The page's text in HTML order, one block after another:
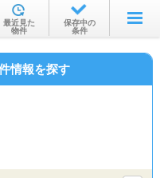
す
駅から
集から
最近見た
物件
保存中の
条件
情報を探す